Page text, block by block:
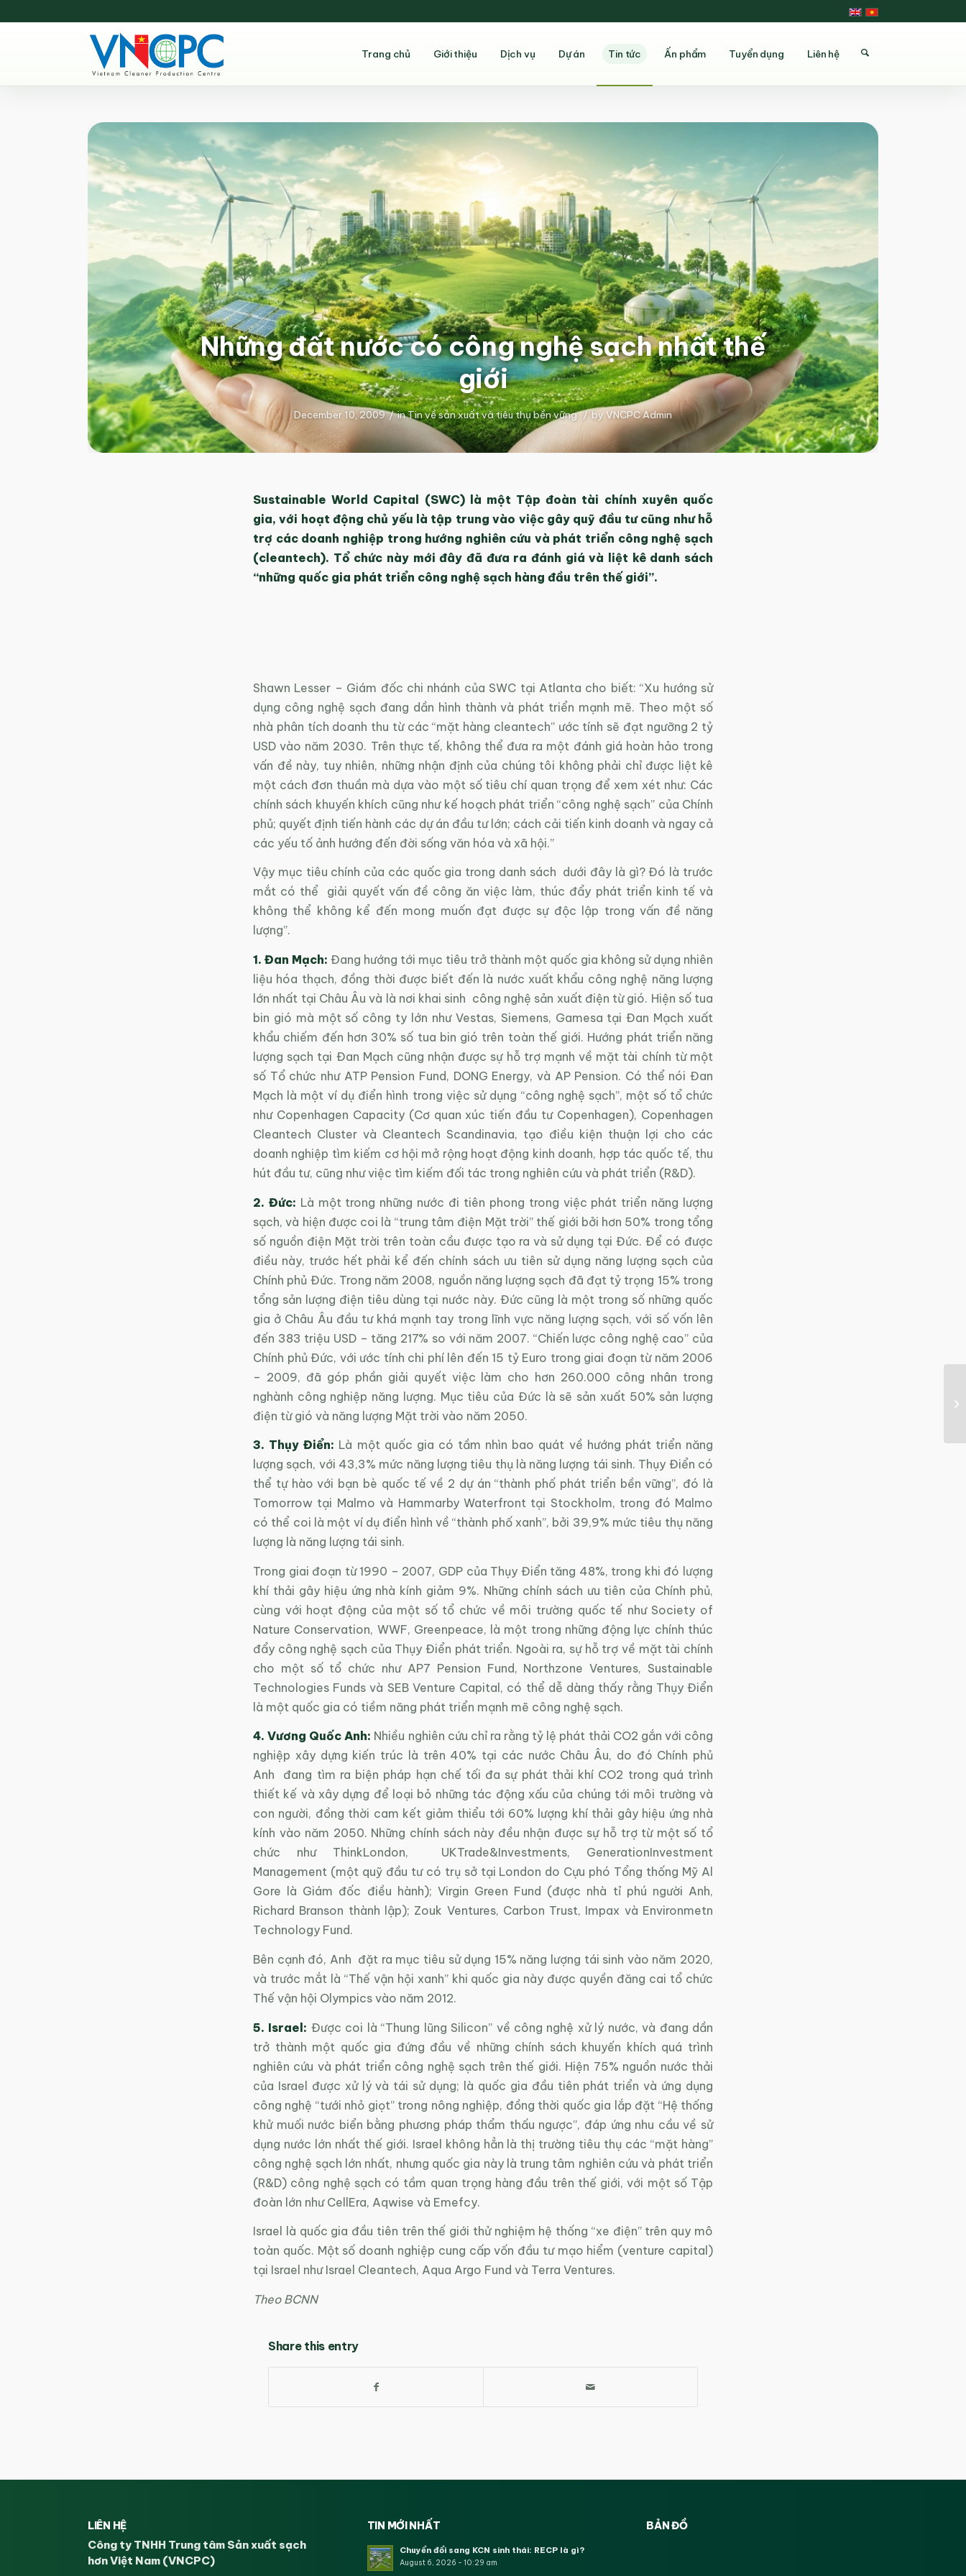
Trang chủ Giới thiệu Dịch vụ Dự án Tin tức Ấn phẩm Tuyển dụng Liên hệ
Những đất nước có công nghệ sạch nhất thế
giới
December 10, 2009 / inTin về sản xuất và tiêu thụ bền vững / by VNCPC Admin
Sustainable World Capital (SWC) là một Tập đoàn tài chính xuyên quốc
gia, với hoạt động chủ yếu là tập trung vào việc gây quỹ đầu tư cũng như hỗ
trợ các doanh nghiệp trong hướng nghiên cứu và phát triển công nghệ sạch
(cleantech). Tổ chức này mới đây đã đưa ra đánh giá và liệt kê danh sách
“những quốc gia phát triển công nghệ sạch hàng đầu trên thế giới”.
Shawn Lesser – Giám đốc chi nhánh của SWC tại Atlanta cho biết: “Xu hướng sử
dụng công nghệ sạch đang dần hình thành và phát triển mạnh mẽ. Theo một số
nhà phân tích doanh thu từ các “mặt hàng cleantech” ước tính sẽ đạt ngưỡng 2 tỷ
USD vào năm 2030. Trên thực tế, không thể đưa ra một đánh giá hoàn hảo trong
vấn đề này, tuy nhiên, những nhận định của chúng tôi không phải chỉ được liệt kê
một cách đơn thuần mà dựa vào một số tiêu chí quan trọng để xem xét như: Các
chính sách khuyến khích cũng như kế hoạch phát triển “công nghệ sạch” của Chính
phủ; quyết định tiến hành các dự án đầu tư lớn; cách cải tiến kinh doanh và ngay cả
các yếu tố ảnh hướng đến đời sống văn hóa và xã hội.”
Vậy mục tiêu chính của các quốc gia trong danh sách dưới đây là gì? Đó là trước
mắt có thể giải quyết vấn đề công ăn việc làm, thúc đẩy phát triển kinh tế và
không thể không kể đến mong muốn đạt được sự độc lập trong vấn đề năng
lượng”.
1. Đan Mạch: Đang hướng tới mục tiêu trở thành một quốc gia không sử dụng nhiên
liệu hóa thạch, đồng thời được biết đến là nước xuất khẩu công nghệ năng lượng
lớn nhất tại Châu Âu và là nơi khai sinh công nghệ sản xuất điện từ gió. Hiện số tua
bin gió mà một số công ty lớn như Vestas, Siemens, Gamesa tại Đan Mạch xuất
khẩu chiếm đến hơn 30% số tua bin gió trên toàn thế giới. Hướng phát triển năng
lượng sạch tại Đan Mạch cũng nhận được sự hỗ trợ mạnh về mặt tài chính từ một
số Tổ chức như ATP Pension Fund, DONG Energy, và AP Pension. Có thể nói Đan
Mạch là một ví dụ điển hình trong việc sử dụng “công nghệ sạch”, một số tổ chức
như Copenhagen Capacity (Cơ quan xúc tiến đầu tư Copenhagen), Copenhagen
Cleantech Cluster và Cleantech Scandinavia, tạo điều kiện thuận lợi cho các
doanh nghiệp tìm kiếm cơ hội mở rộng hoạt động kinh doanh, hợp tác quốc tế, thu
hút đầu tư, cũng như việc tìm kiếm đối tác trong nghiên cứu và phát triển (R&D).
2. Đức: Là một trong những nước đi tiên phong trong việc phát triển năng lượng
sạch, và hiện được coi là “trung tâm điện Mặt trời” thế giới bởi hơn 50% trong tổng
số nguồn điện Mặt trời trên toàn cầu được tạo ra và sử dụng tại Đức. Để có được
điều này, trước hết phải kể đến chính sách ưu tiên sử dụng năng lượng sạch của
Chính phủ Đức. Trong năm 2008, nguồn năng lượng sạch đã đạt tỷ trọng 15% trong
tổng sản lượng điện tiêu dùng tại nước này. Đức cũng là một trong số những quốc
gia ở Châu Âu đầu tư khá mạnh tay trong lĩnh vực năng lượng sạch, với số vốn lên
đến 383 triệu USD – tăng 217% so với năm 2007. “Chiến lược công nghệ cao” của
Chính phủ Đức, với ước tính chi phí lên đến 15 tỷ Euro trong giai đoạn từ năm 2006
– 2009, đã góp phần giải quyết việc làm cho hơn 260.000 công nhân trong
nghành công nghiệp năng lượng. Mục tiêu của Đức là sẽ sản xuất 50% sản lượng
điện từ gió và năng lượng Mặt trời vào năm 2050.
3. Thụy Điển: Là một quốc gia có tầm nhìn bao quát về hướng phát triển năng
lượng sạch, với 43,3% mức năng lượng tiêu thụ là năng lượng tái sinh. Thụy Điển có
thể tự hào với bạn bè quốc tế về 2 dự án “thành phố phát triển bền vững”, đó là
Tomorrow tại Malmo và Hammarby Waterfront tại Stockholm, trong đó Malmo
có thể coi là một ví dụ điển hình về “thành phố xanh”, bởi 39,9% mức tiêu thụ năng
lượng là năng lượng tái sinh.
Trong giai đoạn từ 1990 – 2007, GDP của Thụy Điển tăng 48%, trong khi đó lượng
khí thải gây hiệu ứng nhà kính giảm 9%. Những chính sách ưu tiên của Chính phủ,
cùng với hoạt động của một số tổ chức về môi trường quốc tế như Society of
Nature Conservation, WWF, Greenpeace, là một trong những động lực chính thúc
đẩy công nghệ sạch của Thụy Điển phát triển. Ngoài ra, sự hỗ trợ về mặt tài chính
cho một số tổ chức như AP7 Pension Fund, Northzone Ventures, Sustainable
Technologies Funds và SEB Venture Capital, có thể dễ dàng thấy rằng Thụy Điển
là một quốc gia có tiềm năng phát triển mạnh mẽ công nghệ sạch.
4. Vương Quốc Anh: Nhiều nghiên cứu chỉ ra rằng tỷ lệ phát thải CO2 gắn với công
nghiệp xây dựng kiến trúc là trên 40% tại các nước Châu Âu, do đó Chính phủ
Anh đang tìm ra biện pháp hạn chế tối đa sự phát thải khí CO2 trong quá trình
thiết kế và xây dựng để loại bỏ những tác động xấu của chúng tới môi trường và
con người, đồng thời cam kết giảm thiểu tới 60% lượng khí thải gây hiệu ứng nhà
kính vào năm 2050. Những chính sách này đều nhận được sự hỗ trợ từ một số tổ
chức như ThinkLondon, UKTrade&Investments, GenerationInvestment
Management (một quỹ đầu tư có trụ sở tại London do Cựu phó Tổng thống Mỹ Al
Gore là Giám đốc điều hành); Virgin Green Fund (được nhà tỉ phú người Anh,
Richard Branson thành lập); Zouk Ventures, Carbon Trust, Impax và Environmetn
Technology Fund.
Bên cạnh đó, Anh đặt ra mục tiêu sử dụng 15% năng lượng tái sinh vào năm 2020,
và trước mắt là “Thế vận hội xanh” khi quốc gia này được quyền đăng cai tổ chức
Thế vận hội Olympics vào năm 2012.
5. Israel: Được coi là “Thung lũng Silicon” về công nghệ xử lý nước, và đang dần
trở thành một quốc gia đứng đầu về những chính sách khuyến khích quá trình
nghiên cứu và phát triển công nghệ sạch trên thế giới. Hiện 75% nguồn nước thải
của Israel được xử lý và tái sử dụng; là quốc gia đầu tiên phát triển và ứng dụng
công nghệ “tưới nhỏ giọt” trong nông nghiệp, đồng thời quốc gia lắp đặt “Hệ thống
khử muối nước biển bằng phương pháp thẩm thấu ngược”, đáp ứng nhu cầu về sử
dụng nước lớn nhất thế giới. Israel không hẳn là thị trường tiêu thụ các “mặt hàng”
công nghệ sạch lớn nhất, nhưng quốc gia này là trung tâm nghiên cứu và phát triển
(R&D) công nghệ sạch có tầm quan trọng hàng đầu trên thế giới, với một số Tập
đoàn lớn như CellEra, Aqwise và Emefcy.
Israel là quốc gia đầu tiên trên thế giới thử nghiệm hệ thống “xe điện” trên quy mô
toàn quốc. Một số doanh nghiệp cung cấp vốn đầu tư mạo hiểm (venture capital)
tại Israel như Israel Cleantech, Aqua Argo Fund và Terra Ventures.
Theo BCNN
Share this entry
LIÊN HỆ
Công ty TNHH Trung tâm Sản xuất sạch
hơn Việt Nam (VNCPC)
TIN MỚI NHẤT
Chuyển đổi sang KCN sinh thái: RECP là gì?
August 6, 2026 - 10:29 am
BẢN ĐỒ